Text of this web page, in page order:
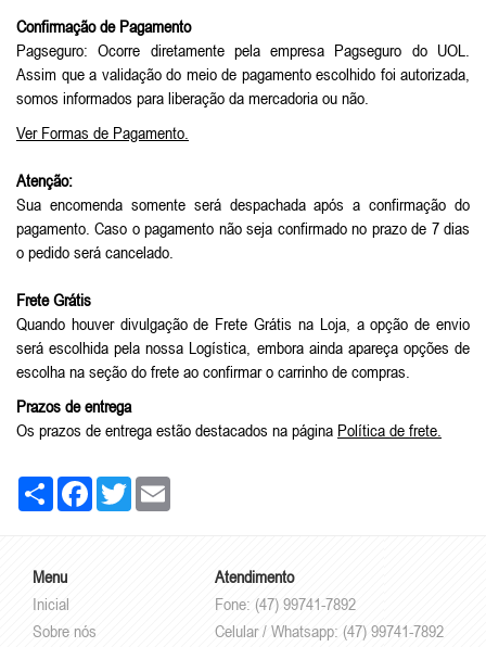
Confirmação de Pagamento
Pagseguro: Ocorre diretamente pela empresa Pagseguro do UOL.
Assim que a validação do meio de pagamento escolhido foi autorizada,
somos informados para liberação da mercadoria ou não.
Ver Formas de Pagamento.
Atenção:
Sua encomenda somente será despachada após a confirmação do
pagamento. Caso o pagamento não seja confirmado no prazo de 7 dias
o pedido será cancelado.
Frete Grátis
Quando houver divulgação de Frete Grátis na Loja, a opção de envio
será escolhida pela nossa Logística, embora ainda apareça opções de
escolha na seção do frete ao confirmar o carrinho de compras.
Prazos de entrega
Os prazos de entrega estão destacados na página Política de frete
Share FacebookTwitter
Menu
Inicial
Sobre nós
Atendimento
Fone: (47) 99741-7892
Celular / Whatsapp: (47) 99741-7892